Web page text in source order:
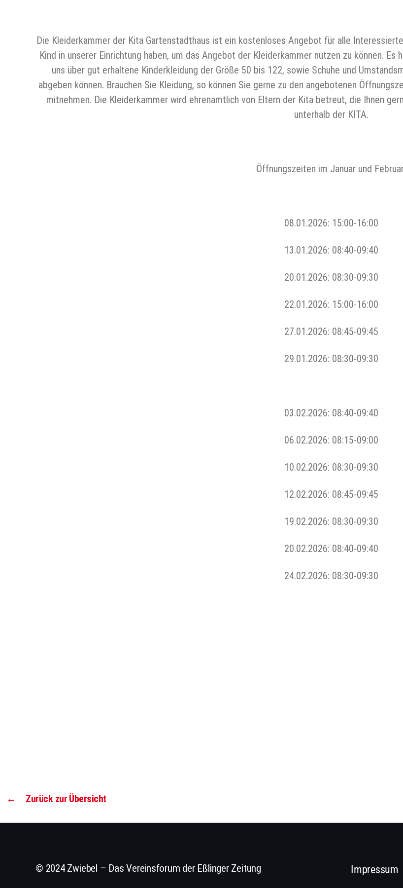
Die Kleiderkammer der Kita Gartenstadthaus ist ein kostenloses Angebot für alle
Kind in unserer Einrichtung haben, um das Angebot der Kleiderkammer nutzen zu können. Es
uns über gut erhaltene Kinderkleidung der Größe 50 bis 122, sowie Schuhe und
abgeben können. Brauchen Sie Kleidung, so können Sie gerne zu den angebotenen
mitnehmen. Die Kleiderkammer wird ehrenamtlich von Eltern der Kita betreut, die Ihnen
unterhalb der KITA.
Öffnungszeiten im Januar und
08.01.2026: 15:00-16:00
13.01.2026: 08:40-09:40
20.01.2026: 08:30-09:30
22.01.2026: 15:00-16:00
27.01.2026: 08:45-09:45
29.01.2026: 08:30-09:30
03.02.2026: 08:40-09:40
06.02.2026: 08:15-09:00
10.02.2026: 08:30-09:30
12.02.2026: 08:45-09:45
19.02.2026: 08:30-09:30
20.02.2026: 08:40-09:40
24.02.2026: 08:30-09:30
← Zurück zur Übersicht
© 2024 Zwiebel – Das Vereinsforum der Eßlinger Zeitung Impressum